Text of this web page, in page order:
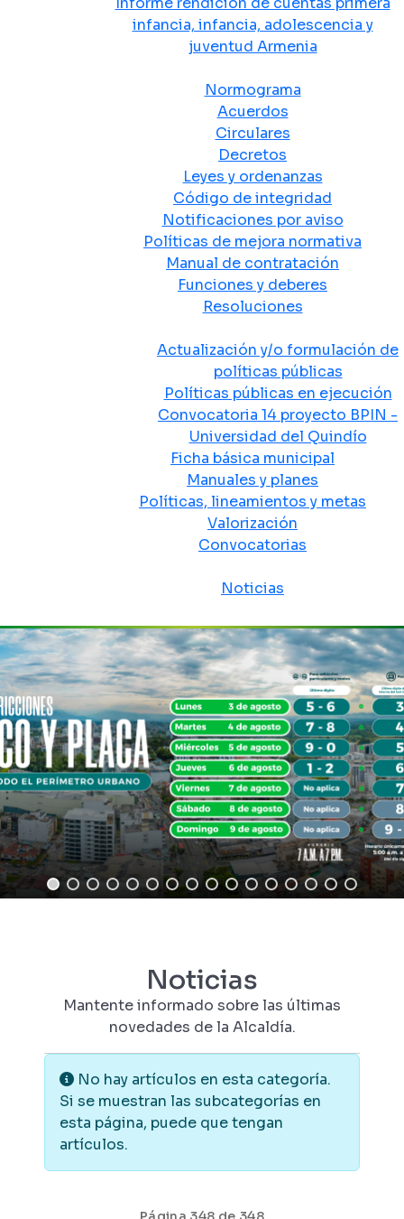
infancia, infancia, adolescencia y
juventud Armenia
Normograma
Acuerdos
Circulares
Decretos
Leyes y ordenanzas
Código de integridad
Notificaciones por aviso
Políticas de mejora normativa
Manual de contratación
Funciones y deberes
Resoluciones
Actualización y/o formulación de
políticas públicas
Políticas públicas en ejecución
Convocatoria 14 proyecto BPIN -
Universidad del Quindío
Ficha básica municipal
Manuales y planes
Políticas, lineamientos y metas
Valorización
Convocatorias
Noticias
Noticias
Mantente informado sobre las últimas
novedades de la Alcaldía.
Información
No hay artículos en esta categoría.
Si se muestran las subcategorías en
esta página, puede que tengan
artículos.